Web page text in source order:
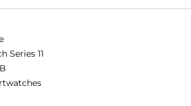
Series 11